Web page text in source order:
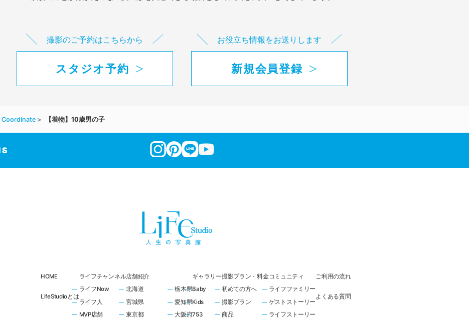
撮影のご予約はこちらから
スタジオ予約
お役立ち情報をお送りします
新規会員登録
Coordinate 【着物】10歳男の子
HOME
LifeStudioとは
ライフチャンネル
ライフNow
ライフ人
MVP店舗
店舗紹介
北海道
宮城県
東京都
栃木県
愛知県
大阪府
ギャラリー
Baby
Kids
753
撮影プラン・料金
初めての方へ
撮影プラン
商品
コミュニティ
ライフファミリー
ゲストストーリー
ライフストーリー
ご利用の流れ
よくある質問